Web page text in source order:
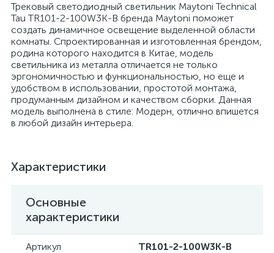
Трековый светодиодный светильник Maytoni Technical
Tau TR101-2-100W3K-B бренда Maytoni поможет
создать динамичное освещение выделенной области
комнаты. Спроектированная и изготовленная брендом,
родина которого находится в Китае, модель
светильника из металла отличается не только
эргономичностью и функциональностью, но еще и
удобством в использовании, простотой монтажа,
продуманным дизайном и качеством сборки. Данная
модель выполнена в стиле: Модерн, отлично впишется
в любой дизайн интерьера.
Характеристики
Основные
характеристики
Артикул
TR101-2-100W3K-B